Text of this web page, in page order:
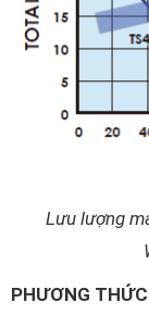
Lưu lượng
PHƯƠNG